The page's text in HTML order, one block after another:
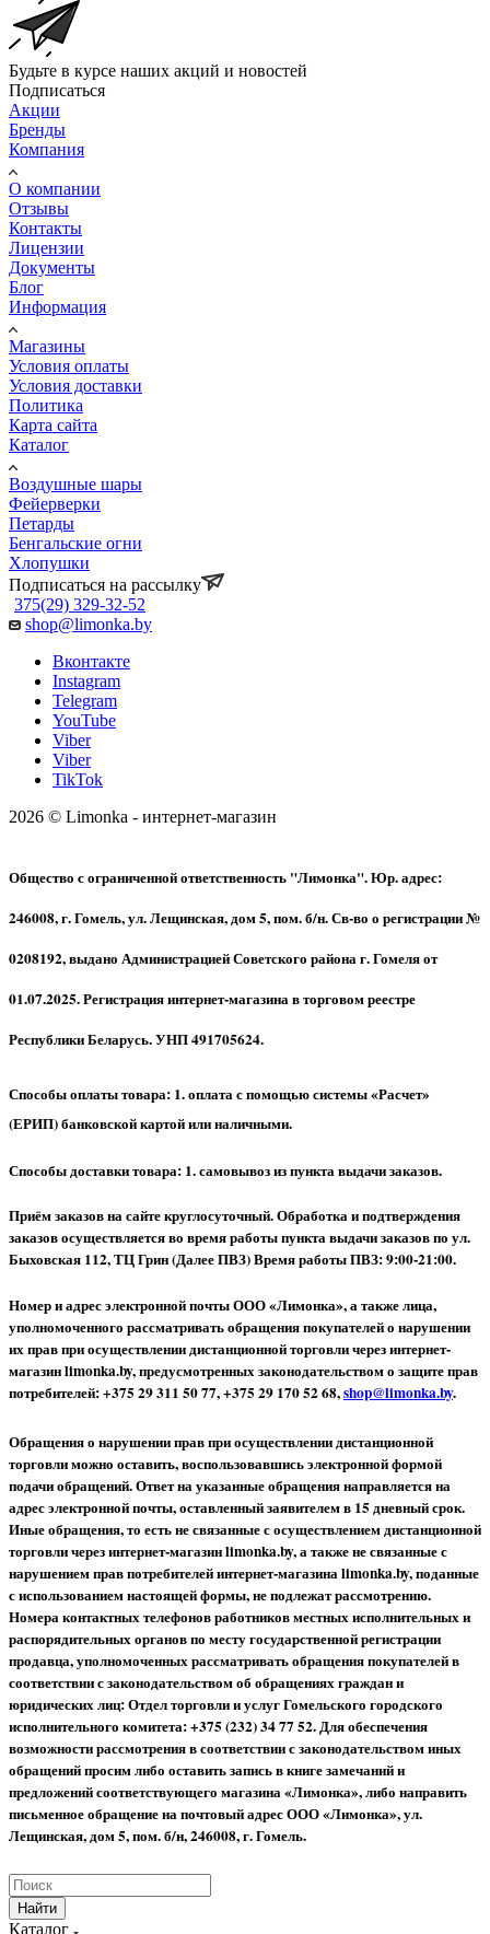
Будьте в курсе наших акций и новостей
Подписаться
Акции
Бренды
Компания
О компании
Отзывы
Контакты
Лицензии
Документы
Блог
Информация
Магазины
Условия оплаты
Условия доставки
Политика
Карта сайта
Каталог
Воздушные шары
Фейерверки
Петарды
Бенгальские огни
Хлопушки
Подписаться на рассылку
375(29) 329-32-52
shop@limonka.by
Вконтакте
Instagram
Telegram
YouTube
Viber
Viber
TikTok
2026 © Limonka - интернет-магазин
Общество с ограниченной ответственность "Лимонка". Юр. адрес:
246008, г. Гомель, ул. Лещинская, дом 5, пом. б/н. Св-во о регистрации №
0208192, выдано Администрацией Советского района г. Гомеля от
01.07.2025. Регистрация интернет-магазина в торговом реестре
Республики Беларусь. УНП 491705624.
Способы оплаты товара: 1. оплата с помощью системы «Расчет»
(ЕРИП) банковской картой или наличными.
Способы доставки товара: 1. самовывоз из пункта выдачи заказов.
Приём заказов на сайте круглосуточный. Обработка и подтверждения
заказов осуществляется во время работы пункта выдачи заказов по ул.
Быховская 112, ТЦ Грин (Далее ПВЗ) Время работы ПВЗ: 9:00-21:00.
Номер и адрес электронной почты ООО «Лимонка», а также лица,
уполномоченного рассматривать обращения покупателей о нарушении
их прав при осуществлении дистанционной торговли через интернет-
магазин limonka.by, предусмотренных законодательством о защите прав
потребителей: +375 29 311 50 77, +375 29 170 52 68,shop@limonka.by.
Обращения о нарушении прав при осуществлении дистанционной
торговли можно оставить, воспользовавшись электронной формой
подачи обращений. Ответ на указанные обращения направляется на
адрес электронной почты, оставленный заявителем в 15 дневный срок.
Иные обращения, то есть не связанные с осуществлением дистанционной
торговли через интернет-магазин limonka.by, а также не связанные с
нарушением прав потребителей интернет-магазина limonka.by, поданные
с использованием настоящей формы, не подлежат рассмотрению.
Номера контактных телефонов работников местных исполнительных и
распорядительных органов по месту государственной регистрации
продавца, уполномоченных рассматривать обращения покупателей в
соответствии с законодательством об обращениях граждан и
юридических лиц: Отдел торговли и услуг Гомельского городского
исполнительного комитета: +375 (232) 34 77 52.Для обеспечения
возможности рассмотрения в соответствии с законодательством иных
обращений просим либо оставить запись в книге замечаний и
предложений соответствующего магазина «Лимонка», либо направить
письменное обращение на почтовый адрес ООО «Лимонка», ул.
Лещинская, дом 5, пом. б/н, 246008, г. Гомель.
Найти
Каталог